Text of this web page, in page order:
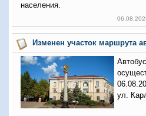
населения.
Изменен участок маршрута
ул.